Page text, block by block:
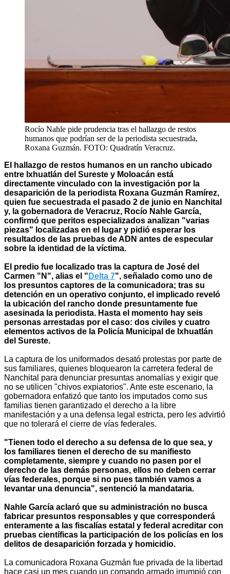
Rocío Nahle pide prudencia tras el hallazgo de restos
humanos que podrían ser de la periodista secuestrada,
Roxana Guzmán. FOTO: Quadratín Veracruz.
El hallazgo de restos humanos en un rancho ubicado
entre Ixhuatlán del Sureste y Moloacán está
directamente vinculado con la investigación por la
desaparición de la periodista Roxana Guzmán Ramírez,
quien fue secuestrada el pasado 2 de junio en Nanchital
y, la gobernadora de Veracruz, Rocío Nahle García,
confirmó que peritos especializados analizan "varias
piezas" localizadas en el lugar y pidió esperar los
resultados de las pruebas de ADN antes de especular
sobre la identidad de la víctima.
El predio fue localizado tras la captura de José del
Carmen "N", alias el " Delta 7", señalado como uno de
los presuntos captores de la comunicadora; tras su
detención en un operativo conjunto, el implicado reveló
la ubicación del rancho donde presuntamente fue
asesinada la periodista. Hasta el momento hay seis
personas arrestadas por el caso: dos civiles y cuatro
elementos activos de la Policía Municipal de Ixhuatlán
del Sureste.
La captura de los uniformados desató protestas por parte de
sus familiares, quienes bloquearon la carretera federal de
Nanchital para denunciar presuntas anomalías y exigir que
no se utilicen "chivos expiatorios". Ante este escenario, la
gobernadora enfatizó que tanto los imputados como sus
familias tienen garantizado el derecho a la libre
manifestación y a una defensa legal estricta, pero les advirtió
que no tolerará el cierre de vías federales.
"Tienen todo el derecho a su defensa de lo que sea, y
los familiares tienen el derecho de su manifiesto
completamente, siempre y cuando no pasen por el
derecho de las demás personas, ellos no deben cerrar
vías federales, porque si no pues también vamos a
levantar una denuncia", sentenció la mandataria.
Nahle García aclaró que su administración no busca
fabricar presuntos responsables y que corresponderá
enteramente a las fiscalías estatal y federal acreditar con
pruebas científicas la participación de los policías en los
delitos de desaparición forzada y homicidio.
La comunicadora Roxana Guzmán fue privada de la libertad
hace casi un mes cuando un comando armado irrumpió con